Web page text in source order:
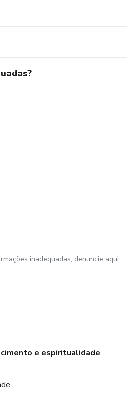
inadequadas, denuncie aqui
e espiritualidade